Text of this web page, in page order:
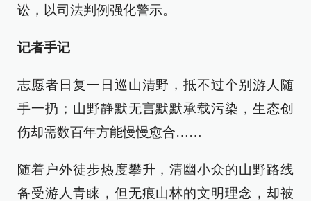
讼，以司法判例强化警示。
记者手记
志愿者日复一日巡山清野，抵不过个别游人随
手一扔；山野静默无言默默承载污染，生态创
伤却需数百年方能慢慢愈合……
随着户外徒步热度攀升，清幽小众的山野路线
备受游人青睐，但无痕山林的文明理念，却被